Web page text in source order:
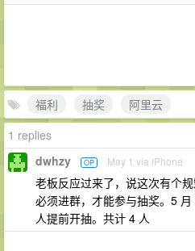
福利 抽奖
阿里云
1 replies
dwhzy OP May 1 via iPhone
老板反应过来了，说这次有个规
必须进群，才能参与抽奖。5
人提前开抽。共计 4 人